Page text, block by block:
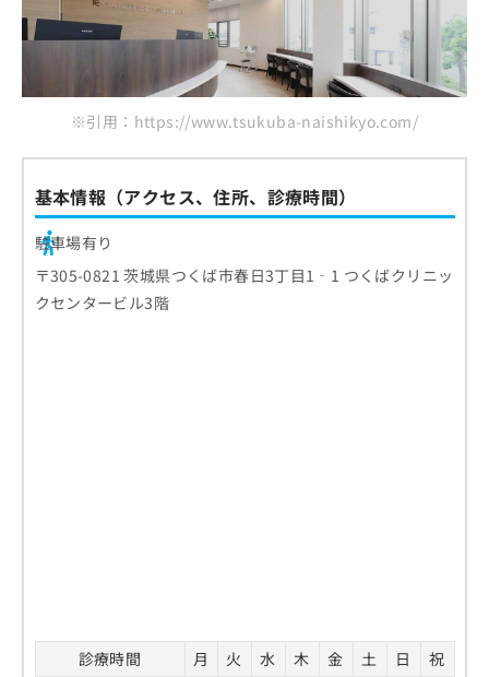
※引用：https://www.tsukuba-naishikyo.com/
基本情報（アクセス、住所、診療時間）
駐車場有り
〒305-0821 茨城県つくば市春日3丁目1‐1 つくばクリニッ
クセンタービル3階
診療時間 月 火 水 木 金 土 日
祝